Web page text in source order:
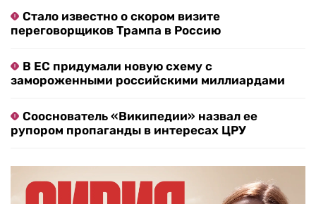
Стало известно о скором визите
переговорщиков Трампа в Россию
В ЕС придумали новую схему с
замороженными российскими миллиардами
Сооснователь «Википедии» назвал ее
рупором пропаганды в интересах ЦРУ